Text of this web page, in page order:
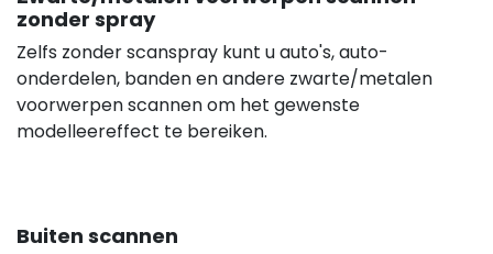
zonder spray
Zelfs zonder scanspray kunt u auto's, auto-
onderdelen, banden en andere zwarte/metalen
voorwerpen scannen om het gewenste
modelleereffect te bereiken.
Buiten scannen